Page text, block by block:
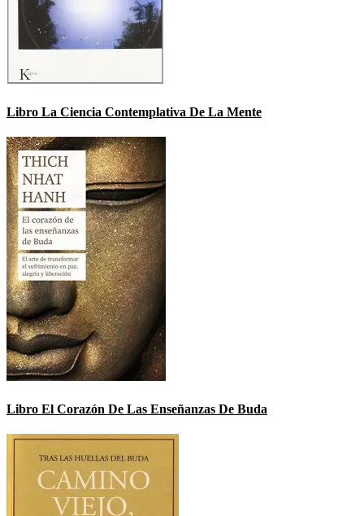
Libro La Ciencia Contemplativa De La Mente
Libro El Corazón De Las Enseñanzas De Buda